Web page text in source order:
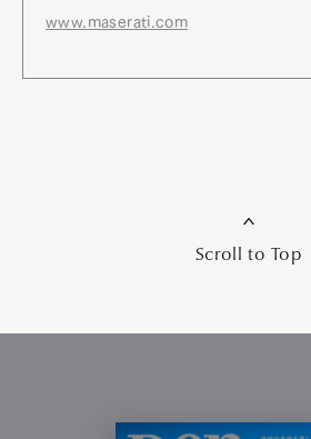
www.maserati.com
Scroll to Top